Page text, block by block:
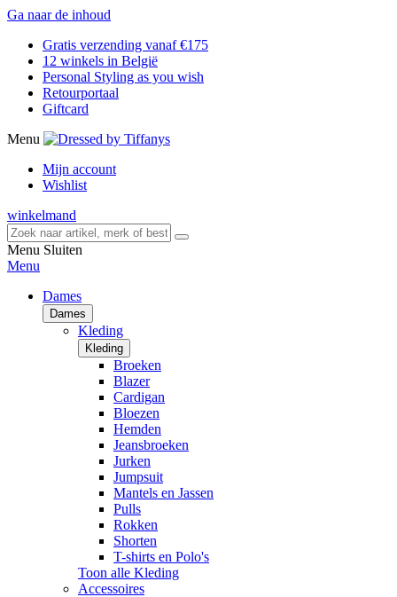
Ga naar de inhoud
Gratis verzending vanaf €175
12 winkels in België
Personal Styling as you wish
Retourportaal
Giftcard
Menu
Mijn account
Wishlist
winkelmand
Menu Sluiten
Menu
Dames
Dames
Kleding
Kleding
Broeken
Blazer
Cardigan
Bloezen
Hemden
Jeansbroeken
Jurken
Jumpsuit
Mantels en Jassen
Pulls
Rokken
Shorten
T-shirts en Polo's
Toon alle Kleding
Accessoires